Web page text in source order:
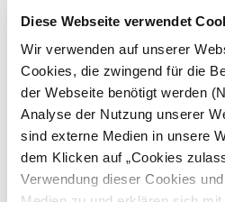
Diese Webseite verwendet
Wir verwenden auf unserer
Cookies, die zwingend für die
der Webseite benötigt werden
Analyse der Nutzung unserer
sind externe Medien in unsere
dem Klicken auf „Cookies
Verwendung dieser Cookies
Ferienhaus -
Standard, 4
F